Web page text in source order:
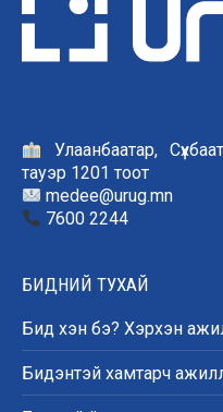
Улаанбаатар,
тауэр 1201 тоот
medee@urug.mn
7600 2244
БИДНИЙ ТУХАЙ
Бид хэн бэ? Хэрхэн
Бидэнтэй хамтарч